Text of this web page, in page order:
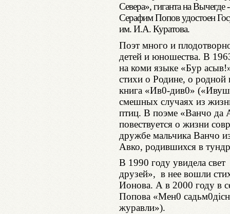
Севера», гиганта на
Серафим Попов удостоен
им. И.А. Куратова.
Поэт много и
детей и юношества. В
на коми языке «Бур
стихи о Родине, о
книга «Ив0-див0»
смешных случаях из
птиц. В поэме «Ванчо да
повествуется о жизни
дружбе мальчика Ванчо
Авко, родившихся в
В 1990 году увидела
друзей», в нее вошли
Ионова. А в 2000 году в
Попова «Мен0
журавли»).